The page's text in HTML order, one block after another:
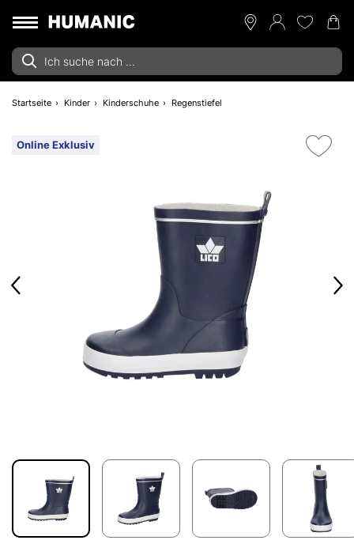
Startseite Kinder Kinderschuhe Regenstiefel
Online Exklusiv